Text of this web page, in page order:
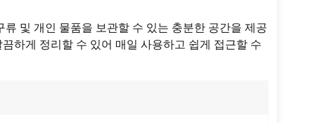
Español
및 개인 물품을 보관할 수 있는 충분한 공간을 제공
하게 정리할 수 있어 매일 사용하고 쉽게 접근할 수